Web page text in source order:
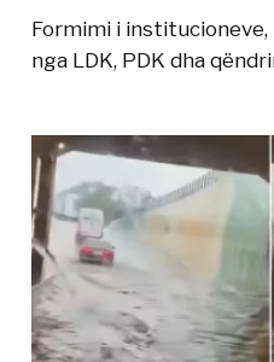
Formimi i
nga LDK, PDK dha